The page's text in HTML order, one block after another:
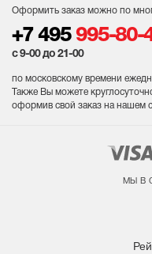
Оформить заказ можно по
+7 495 995-80-
с 9-00 до 21-00
по московскому времени
Также Вы можете
оформив свой заказ на нашем
мы в